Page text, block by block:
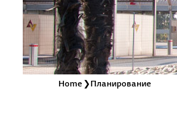
Home ❯ Планирование